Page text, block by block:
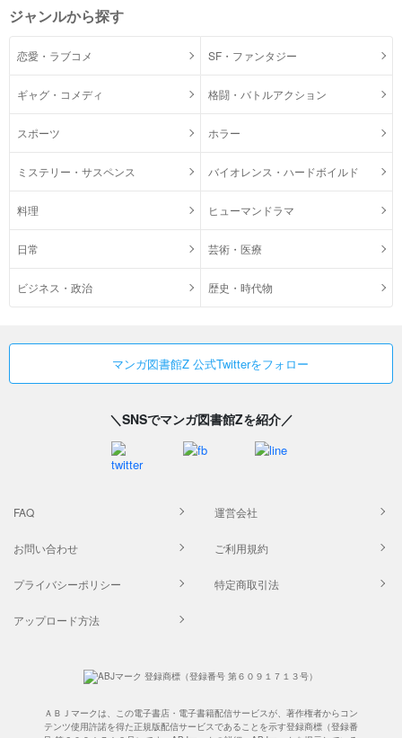
ジャンルから探す
恋愛・ラブコメ SF・ファンタジー
ギャグ・コメディ 格闘・バトルアクション
スポーツ ホラー
ミステリー・サスペンス バイオレンス・ハードボイルド
料理 ヒューマンドラマ
日常 芸術・医療
ビジネス・政治 歴史・時代物
マンガ図書館Z 公式Twitterをフォロー
＼SNSでマンガ図書館Zを紹介／
FAQ 運営会社
お問い合わせ ご利用規約
プライバシーポリシー 特定商取引法
アップロード方法
ＡＢＪマークは、この電子書店・電子書籍配信サービスが、著作権者からコン
テンツ使用許諾を得た正規版配信サービスであることを示す登録商標（登録番